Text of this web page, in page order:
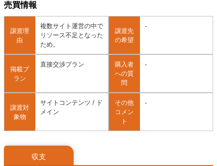
売買情報
譲渡理
由
複数サイト運営の中で
リソース不足となった
ため。
譲渡先
の希望
-
掲載プ
ラン
直接交渉プラン
購入者
への質
問
-
譲渡対
象物
サイトコンテンツ / ド
メイン
その他
コメン
ト
-
収支